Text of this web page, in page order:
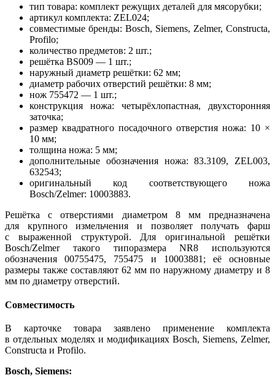
тип товара: комплект режущих деталей для мясорубки;
артикул комплекта: ZEL024;
совместимые бренды: Bosch, Siemens, Zelmer, Constructa,
Profilo;
количество предметов: 2 шт.;
решётка BS009 — 1 шт.;
наружный диаметр решётки: 62 мм;
диаметр рабочих отверстий решётки: 8 мм;
нож 755472 — 1 шт.;
конструкция ножа: четырёхлопастная, двухсторонняя
заточка;
размер квадратного посадочного отверстия ножа: 10 ×
10 мм;
толщина ножа: 5 мм;
дополнительные обозначения ножа: 83.3109, ZEL003,
632543;
оригинальный код соответствующего ножа
Bosch/Zelmer: 10003883.
Решётка с отверстиями диаметром 8 мм предназначена
для крупного измельчения и позволяет получать фарш
с выраженной структурой. Для оригинальной решётки
Bosch/Zelmer такого типоразмера NR8 используются
обозначения 00755475, 755475 и 10003881; её основные
размеры также составляют 62 мм по наружному диаметру и 8
мм по диаметру отверстий.
Совместимость
В карточке товара заявлено применение комплекта
в отдельных моделях и модификациях Bosch, Siemens, Zelmer,
Constructa и Profilo.
Bosch, Siemens: